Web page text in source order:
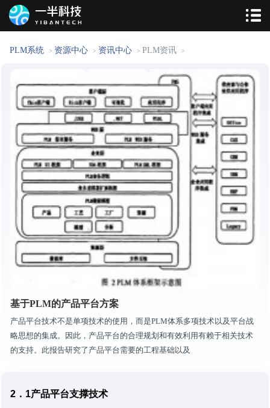
PLM系统 > 资源中心 > 资讯中心 > PLM资讯 >
基于PLM的产品平台方案
产品平台技术不是单项技术的使用，而是PLM体系多项技术以及平台战
略思想的集成。因此，产品平台的合理规划和有效利用有赖于相关技术
的支持。此报告研究了产品平台需要的工程基础以及
2．1产品平台支撑技术